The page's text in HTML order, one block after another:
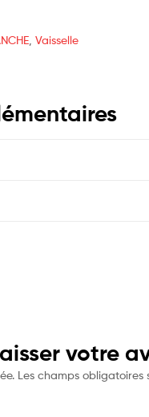
Vaisselle
votre
Les champs obligatoires